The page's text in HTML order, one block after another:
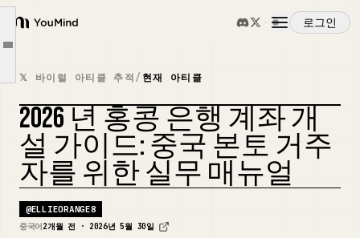
YouMind
로그인
개요
사용 사례
스킬
프롬프트
Article outline
V. 최우선 순위 2: HSBC One
VI. BOCHK: 대안 옵션
𝕏 바이럴 아티클 추적/ 현재 아티클
커버 리믹스
2026 년 홍콩 은행 계좌 개
설 가이드: 중국 본토 거주
자를 위한 실무 매뉴얼
@ELLIEORANGE8
중국어2개월 전 · 2026년 5월 30일